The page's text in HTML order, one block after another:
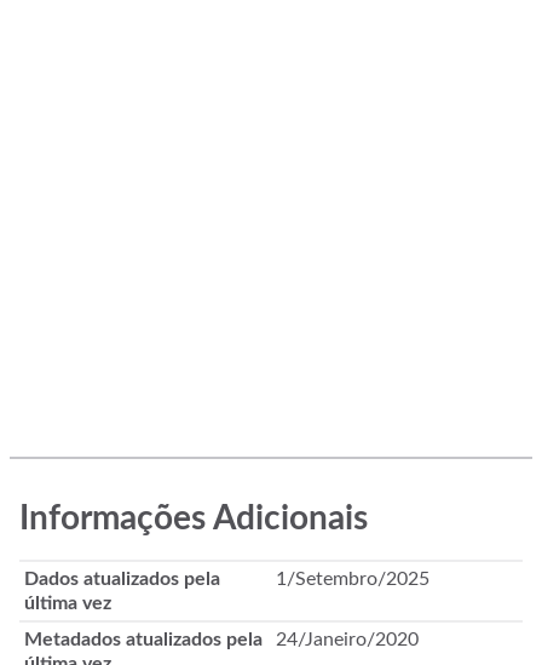
Informações Adicionais
Dados atualizados pela
última vez
1/Setembro/2025
Metadados atualizados pela
24/Janeiro/2020